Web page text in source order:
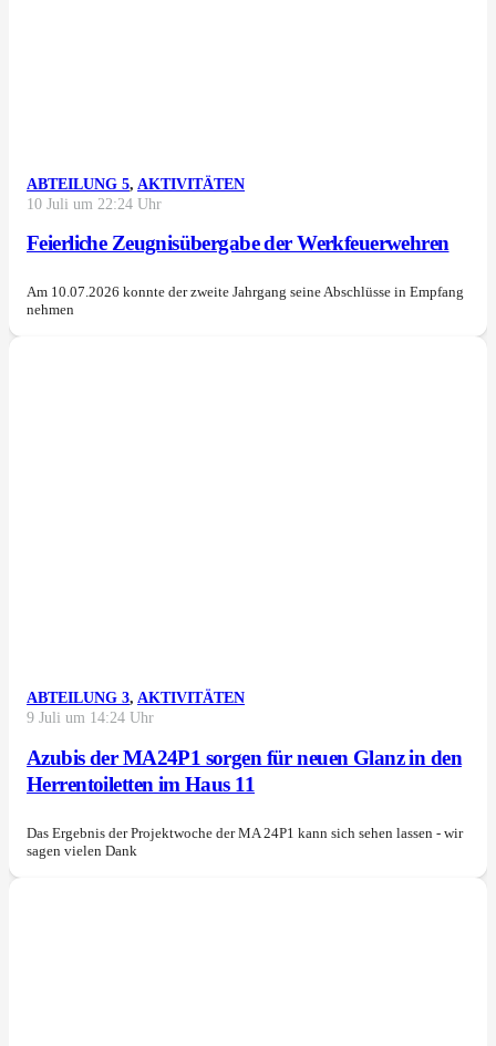
ABTEILUNG 5, AKTIVITÄTEN
10 Juli um 22:24 Uhr
Feierliche Zeugnisübergabe der Werkfeuerwehren
Am 10.07.2026 konnte der zweite Jahrgang seine Abschlüsse in Empfang
nehmen
ABTEILUNG 3, AKTIVITÄTEN
9 Juli um 14:24 Uhr
Azubis der MA24P1 sorgen für neuen Glanz in den
Herrentoiletten im Haus 11
Das Ergebnis der Projektwoche der MA 24P1 kann sich sehen lassen - wir
sagen vielen Dank